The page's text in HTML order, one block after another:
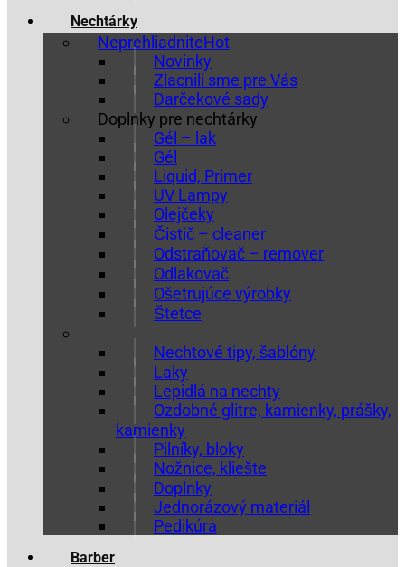
Nechtárky
Neprehliadnite
Novinky
Zlacnili sme pre Vás
Darčekové sady
Doplnky pre nechtárky
Gél – lak
Gél
Liquid, Primer
UV Lampy
Olejčeky
Čistič – cleaner
Odstraňovač – remover
Odlakovač
Ošetrujúce výrobky
Štetce
Nechtové tipy, šablóny
Laky
Lepidlá na nechty
Ozdobné glitre, kamienky, prášky,
kamienky
Pilníky, bloky
Nožnice, kliešte
Doplnky
Jednorázový materiál
Pedikúra
Barber